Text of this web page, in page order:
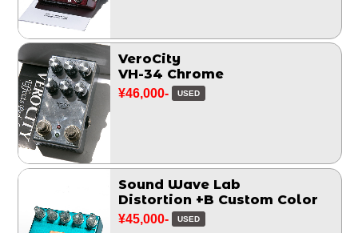
VeroCity
VH-34 Chrome
¥46,000- USED
Sound Wave Lab
Distortion +B Custom Color
¥45,000- USED